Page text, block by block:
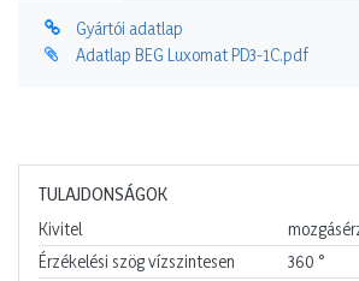
Gyártói adatlap
Adatlap BEG Luxomat PD3-1C.pdf
TULAJDONSÁGOK
Kivitel
Érzékelési szög vízszintesen
360 °